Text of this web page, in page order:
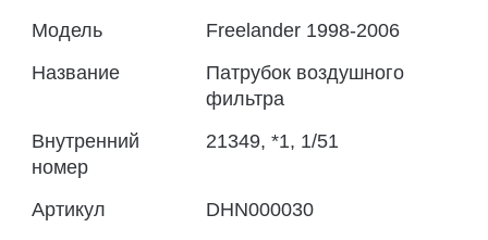
Модель
Freelander 1998-2006
Название
Патрубок воздушного
фильтра
Внутренний
номер
21349, *1, 1/51
Артикул
DHN000030